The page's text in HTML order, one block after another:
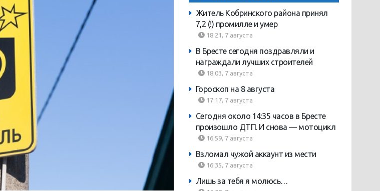
Житель Кобринского района принял
7,2 (!) промилле и умер
18:21, 7 августа
В Бресте сегодня поздравляли и
награждали лучших строителей
18:03, 7 августа
Гороскоп на 8 августа
17:17, 7 августа
Сегодня около 14:35 часов в Бресте
произошло ДТП. И снова — мотоцикл
16:59, 7 августа
Взломал чужой аккаунт из мести
16:35, 7 августа
Лишь за тебя я молюсь…